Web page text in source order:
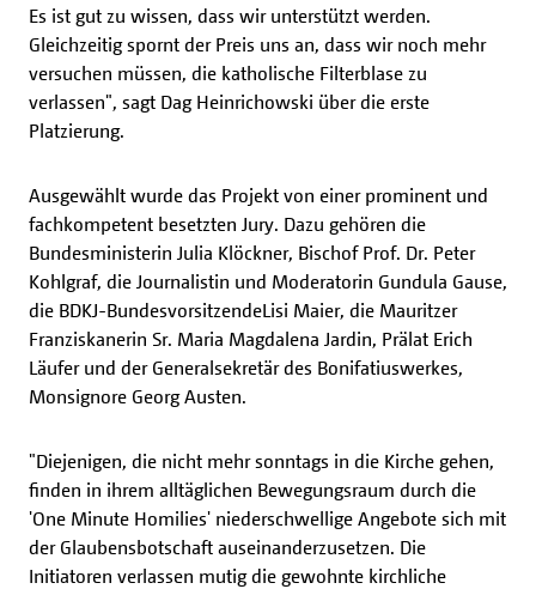
Es ist gut zu wissen, dass wir unterstützt werden.
Gleichzeitig spornt der Preis uns an, dass wir noch mehr
versuchen müssen, die katholische Filterblase zu
verlassen", sagt Dag Heinrichowski über die erste
Platzierung.
Ausgewählt wurde das Projekt von einer prominent und
fachkompetent besetzten Jury. Dazu gehören die
Bundesministerin Julia Klöckner, Bischof Prof. Dr. Peter
Kohlgraf, die Journalistin und Moderatorin Gundula Gause,
die BDKJ-BundesvorsitzendeLisi Maier, die Mauritzer
Franziskanerin Sr. Maria Magdalena Jardin, Prälat Erich
Läufer und der Generalsekretär des Bonifatiuswerkes,
Monsignore Georg Austen.
"Diejenigen, die nicht mehr sonntags in die Kirche gehen,
finden in ihrem alltäglichen Bewegungsraum durch die
'One Minute Homilies' niederschwellige Angebote sich mit
der Glaubensbotschaft auseinanderzusetzen. Die
Initiatoren verlassen mutig die gewohnte kirchliche